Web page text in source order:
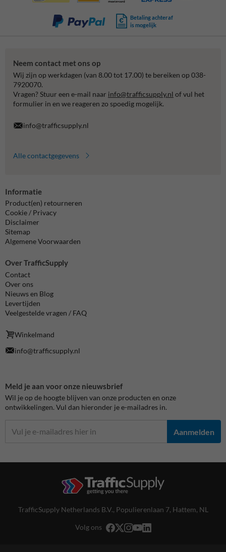
Betaling achteraf
is mogelijk
Neem contact met ons op
Wij zijn op werkdagen (van 8.00 tot 17.00) te bereiken op 038-
7920070.
Vragen? Stuur een e-mail naar info@trafficsupply.nl of vul het
formulier in en we reageren zo spoedig mogelijk.
info@trafficsupply.nl
Alle contactgegevens
Informatie
Product(en) retourneren
Cookie / Privacy
Disclaimer
Sitemap
Algemene Voorwaarden
Over TrafficSupply
Contact
Over ons
Nieuws en Blog
Levertijden
Veelgestelde vragen / FAQ
Winkelmand
info@trafficsupply.nl
Meld je aan voor onze nieuwsbrief
Wil je op de hoogte blijven van onze producten en onze
ontwikkelingen. Vul dan hieronder je e-mailadres in.
Aanmelden
TrafficSupply Netherlands B.V., Populierenlaan 7, Hattem, NL
Volg ons